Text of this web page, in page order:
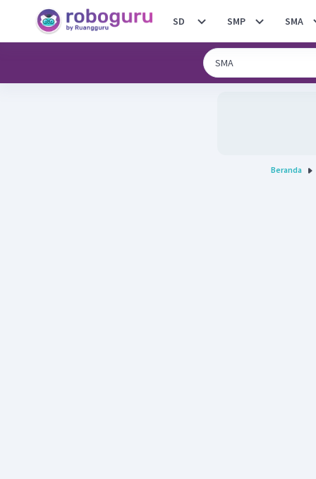
SD SMP SMA
Beranda